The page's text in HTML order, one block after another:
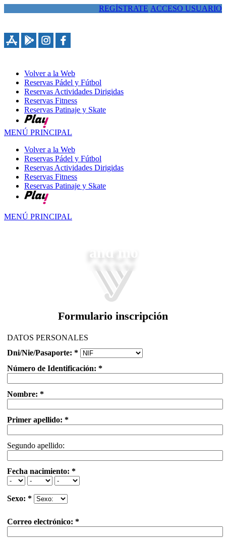
REGÍSTRATE ACCESO USUARIO
Volver a la Web
Reservas Pádel y Fútbol
Reservas Actividades Dirigidas
Reservas Fitness
Reservas Patinaje y Skate
MENÚ PRINCIPAL
Volver a la Web
Reservas Pádel y Fútbol
Reservas Actividades Dirigidas
Reservas Fitness
Reservas Patinaje y Skate
MENÚ PRINCIPAL
Play and more...
Formulario inscripción
DATOS PERSONALES
Dni/Nie/Pasaporte: *
Número de Identificación: *
Nombre: *
Primer apellido: *
Segundo apellido:
Fecha nacimiento: *
Sexo: *
Correo electrónico: *